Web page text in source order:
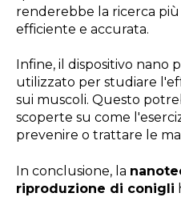
renderebbe la ricerca
efficiente e accurata.
Infine, il dispositivo nano
utilizzato per studiare
sui muscoli. Questo
scoperte su come
prevenire o trattare le
In conclusione, la
riproduzione di conigli